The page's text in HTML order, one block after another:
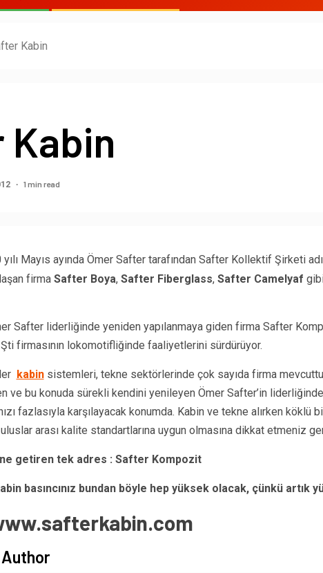
Kabin
1 min read
yılı Mayıs ayında Ömer Safter tarafından Safter Kollektif Şirketi
firma Safter Boya, Safter Fiberglass, Safter Camelyaf
Safter liderliğinde yeniden yapılanmaya giden firma Safter
firmasının lokomotifliğinde faaliyetlerini sürdürüyor.
kabin sistemleri, tekne sektörlerinde çok sayıda firma
ve bu konuda sürekli kendini yenileyen Ömer Safter’in
fazlasıyla karşılayacak konumda. Kabin ve tekne alırken köklü
arası kalite standartlarına uygun olmasına dikkat etmeniz
getiren tek adres : Safter Kompozit
basıncınız bundan böyle hep yüksek olacak, çünkü artık